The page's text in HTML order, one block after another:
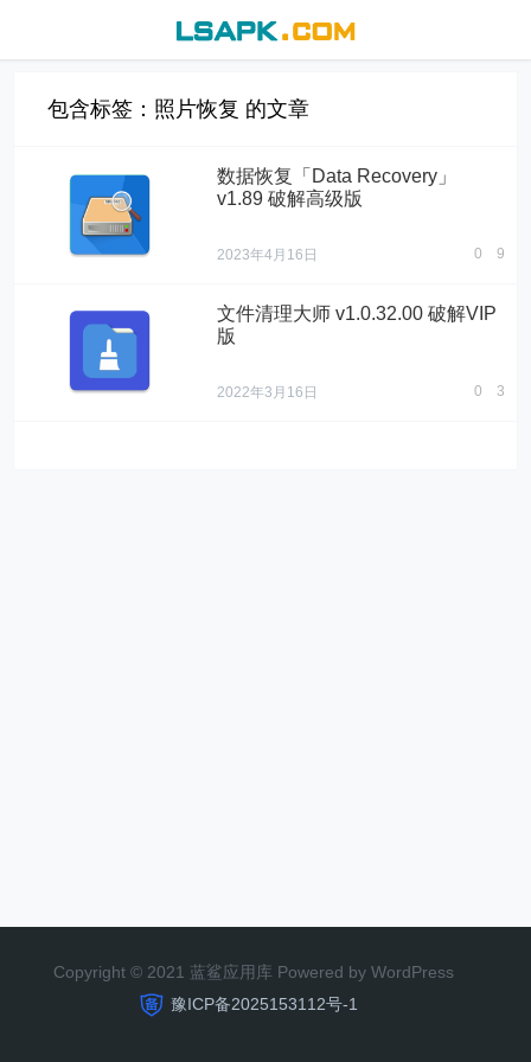
包含标签：照片恢复 的文章
数据恢复「Data Recovery」
v1.89 破解高级版
2023年4月16日 0 9
文件清理大师 v1.0.32.00 破解VIP
版
2022年3月16日 0 3
Copyright © 2021 蓝鲨应用库 Powered by WordPress
豫ICP备2025153112号-1